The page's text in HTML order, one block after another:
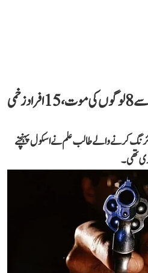
زخمی
کرنے والے طالب علم نے اسکول پہنچنے
تھی۔